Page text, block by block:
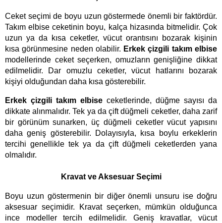
Ceket seçimi de boyu uzun göstermede önemli bir faktördür.
Takım elbise ceketinin boyu, kalça hizasında bitmelidir. Çok
uzun ya da kısa ceketler, vücut orantısını bozarak kişinin
kısa görünmesine neden olabilir.
modellerinde ceket seçerken, omuzların genişliğine dikkat
edilmelidir. Dar omuzlu ceketler, vücut hatlarını bozarak
kişiyi olduğundan daha kısa gösterebilir.
Erkek çizgili takım elbise ceketlerinde, düğme sayısı da
dikkate alınmalıdır. Tek ya da çift düğmeli ceketler, daha zarif
bir görünüm sunarken, üç düğmeli ceketler vücut yapısını
daha geniş gösterebilir. Dolayısıyla, kısa boylu erkeklerin
tercihi genellikle tek ya da çift düğmeli ceketlerden yana
olmalıdır.
Kravat ve Aksesuar Seçimi
Boyu uzun göstermenin bir diğer önemli unsuru ise doğru
aksesuar seçimidir. Kravat seçerken, mümkün olduğunca
ince modeller tercih edilmelidir. Geniş kravatlar, vücut